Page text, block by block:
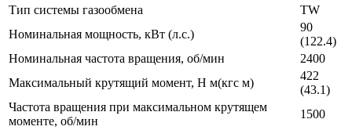
Тип системы газообмена
ТW
Номинальная мощность, кВт (л.с.)
90
(122.4)
Номинальная частота вращения, об/мин
2400
Максимальный крутящий момент, Н м(кгс м)
422
(43.1)
Частота вращения при максимальном крутящем
моменте, об/мин
1500